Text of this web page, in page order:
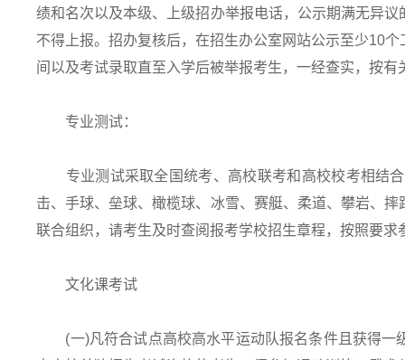
绩和名次以及本级、上级招办举报电话，公示期满无异
不得上报。招办复核后，在招生办公室网站公示至少10
间以及考试录取直至入学后被举报考生，一经查实，按有
专业测试：
专业测试采取全国统考、高校联考和高校校考相结合
击、手球、垒球、橄榄球、冰雪、赛艇、柔道、攀岩、
联合组织，请考生及时查阅报考学校招生章程，按照要求
文化课考试
(一)凡符合试点高校高水平运动队报名条件且获得一